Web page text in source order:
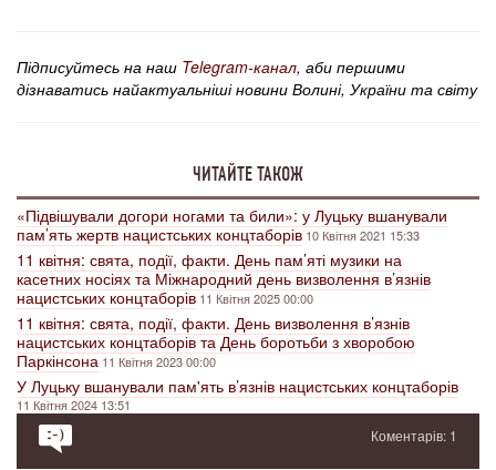
Підписуйтесь на наш Telegram-канал, аби першими
дізнаватись найактуальніші новини Волині, України та світу
ЧИТАЙТЕ ТАКОЖ
«Підвішували догори ногами та били»: у Луцьку вшанували
пам’ять жертв нацистських концтаборів 10 Квітня 2021 15:33
11 квітня: свята, події, факти. День пам’яті музики на
касетних носіях та Міжнародний день визволення в’язнів
нацистських концтаборів 11 Квітня 2025 00:00
11 квітня: свята, події, факти. День визволення в’язнів
нацистських концтаборів та День боротьби з хворобою
Паркінсона 11 Квітня 2023 00:00
У Луцьку вшанували пам'ять в’язнів нацистських концтаборів
11 Квітня 2024 13:51
Коментарів: 1